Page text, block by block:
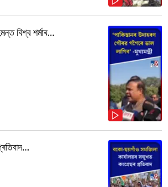
বিশ্ব শৰ্মাৰ...